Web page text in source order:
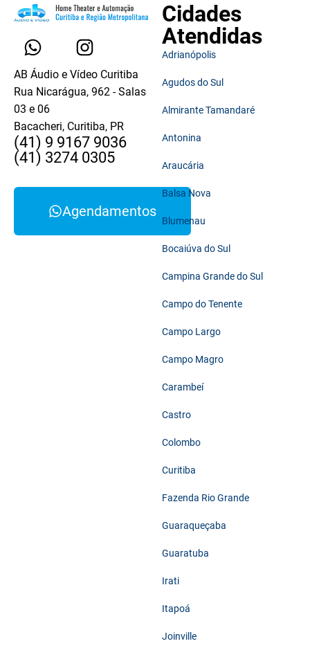
AB Áudio e Vídeo Curitiba
Rua Nicarágua, 962 - Salas
03 e 06
Bacacheri, Curitiba, PR
(41) 9 9167 9036
(41) 3274 0305
Agendamentos
Cidades
Atendidas
Adrianópolis
Agudos do Sul
Almirante Tamandaré
Antonina
Araucária
Balsa Nova
Blumenau
Bocaiúva do Sul
Campina Grande do Sul
Campo do Tenente
Campo Largo
Campo Magro
Carambeí
Castro
Colombo
Curitiba
Fazenda Rio Grande
Guaraqueçaba
Guaratuba
Irati
Itapoá
Joinville